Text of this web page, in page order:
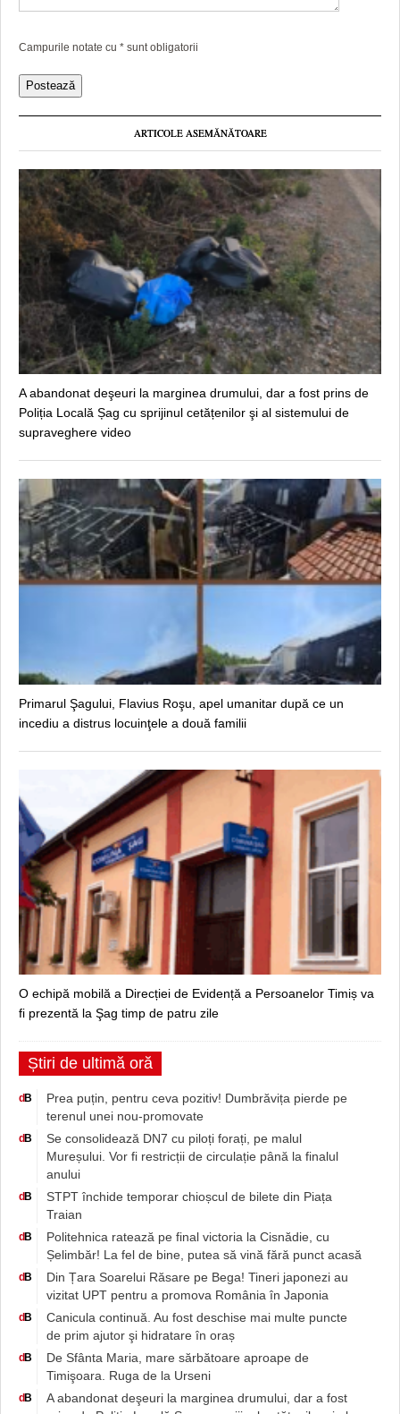
Campurile notate cu * sunt obligatorii
ARTICOLE ASEMĂNĂTOARE
A abandonat deşeuri la marginea drumului, dar a fost prins de
Poliția Locală Șag cu sprijinul cetățenilor şi al sistemului de
supraveghere video
Primarul Şagului, Flavius Roşu, apel umanitar după ce un
incediu a distrus locuinţele a două familii
O echipă mobilă a Direcției de Evidență a Persoanelor Timiș va
fi prezentă la Şag timp de patru zile
Știri de ultimă oră
d B
Prea puțin, pentru ceva pozitiv! Dumbrăvița pierde pe
terenul unei nou-promovate
d B
Se consolidează DN7 cu piloți forați, pe malul
Mureșului. Vor fi restricții de circulație până la finalul
anului
d B
STPT închide temporar chioșcul de bilete din Piața
Traian
d B
Politehnica ratează pe final victoria la Cisnădie, cu
Șelimbăr! La fel de bine, putea să vină fără punct acasă
d B
Din Țara Soarelui Răsare pe Bega! Tineri japonezi au
vizitat UPT pentru a promova România în Japonia
d B
Canicula continuă. Au fost deschise mai multe puncte
de prim ajutor şi hidratare în oraș
d B
De Sfânta Maria, mare sărbătoare aproape de
Timişoara. Ruga de la Urseni
d B
A abandonat deşeuri la marginea drumului, dar a fost